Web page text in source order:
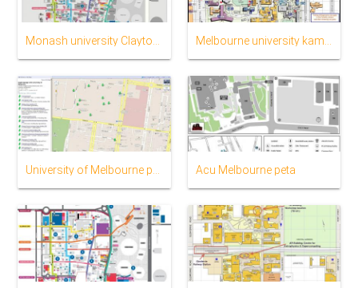
University of Melbourne peta Acu Melbourne peta